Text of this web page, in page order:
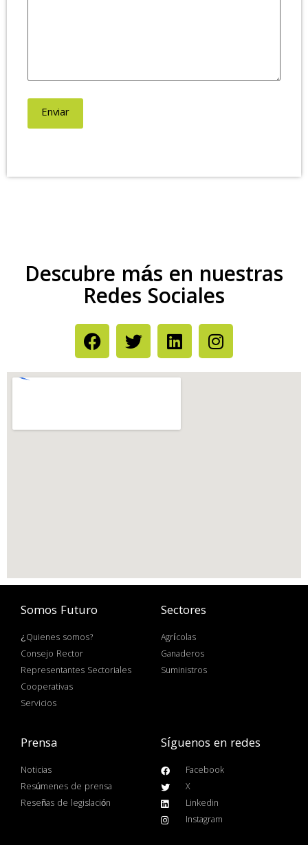
Descubre más en nuestras
Redes Sociales
Somos Futuro
¿Quienes somos?
Consejo Rector
Representantes Sectoriales
Cooperativas
Servicios
Sectores
Agrícolas
Ganaderos
Suministros
Prensa
Noticias
Resúmenes de prensa
Reseñas de legislación
Síguenos en redes
Facebook
X
Linkedin
Instagram